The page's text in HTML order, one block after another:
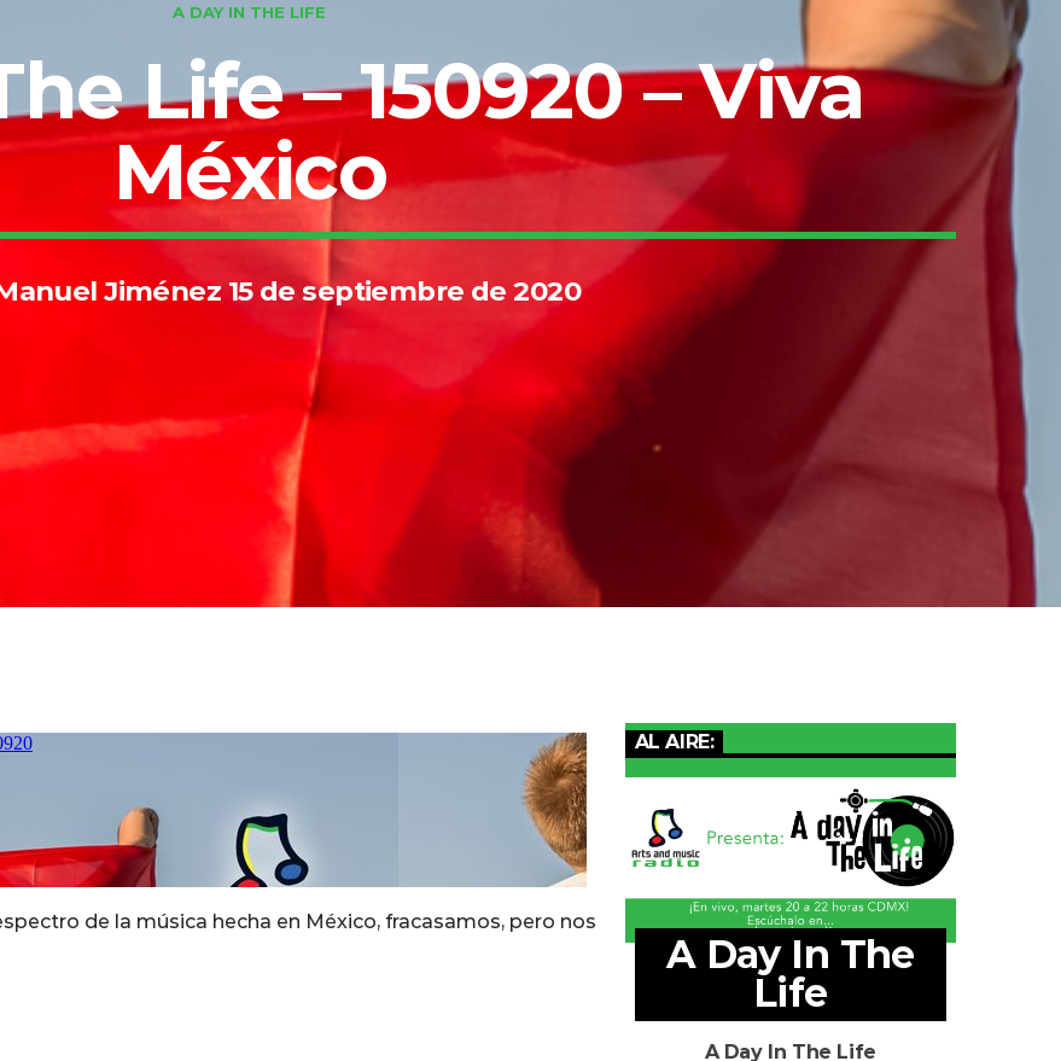
A DAY IN THE LIFE
Life – 150920 – Viva
México
Jiménez 15 de septiembre de 2020
de la música hecha en México, fracasamos, pero nos
AL AIRE:
A Day In The
Life
A Day In The Life